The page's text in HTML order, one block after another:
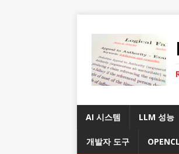
AI 시스템 LLM 성능
개발자 도구